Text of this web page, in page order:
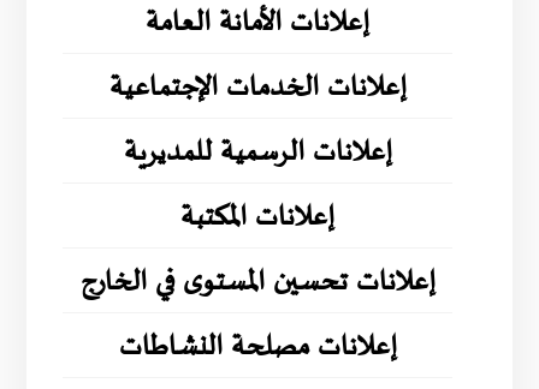
إعلانات الأمانة العامة
إعلانات الخدمات الإجتماعية
إعلانات الرسمية للمديرية
إعلانات المكتبة
إعلانات تحسين المستوى في الخارج
إعلانات مصلحة النشاطات